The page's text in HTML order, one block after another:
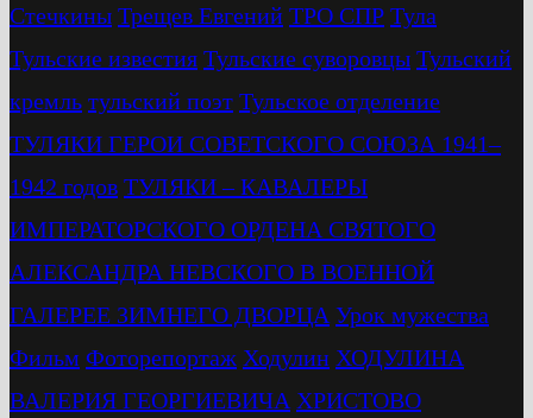
Стечкины Трещев Евгений ТРО СПР Тула
Тульские известия Тульские суворовцы Тульский
кремль тульский поэт Тульское отделение
ТУЛЯКИ ГЕРОИ СОВЕТСКОГО СОЮЗА 1941–
1942 годов ТУЛЯКИ – КАВАЛЕРЫ
ИМПЕРАТОРСКОГО ОРДЕНА СВЯТОГО
АЛЕКСАНДРА НЕВСКОГО В ВОЕННОЙ
ГАЛЕРЕЕ ЗИМНЕГО ДВОРЦА Урок мужества
Фильм Фоторепортаж Ходулин ХОДУЛИНА
ВАЛЕРИЯ ГЕОРГИЕВИЧА ХРИСТОВО